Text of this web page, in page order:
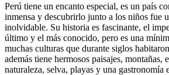
Perú tiene un encanto especial, es un país
inmensa y descubrirlo junto a los niños fue
inolvidable. Su historia es fascinante, el
último y el más conocido, pero es una
muchas culturas que durante siglos
además tiene hermosos paisajes, montañas,
naturaleza, selva, playas y una gastronomía